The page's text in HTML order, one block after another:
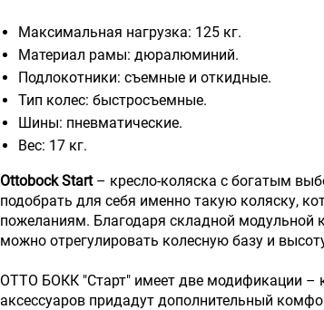
Максимальная нагрузка: 125 кг.
Материал рамы: дюралюминий.
Подлокотники: съемные и откидные.
Тип колес: быстросъемные.
Шины: пневматические.
Вес: 17 кг.
Ottobock Start – кресло-коляска с богатым
подобрать для себя именно такую коляску,
пожеланиям. Благодаря складной модульной
можно отрегулировать колесную базу и
ОТТО БОКК "Старт" имеет две модификации –
аксессуаров придадут дополнительный